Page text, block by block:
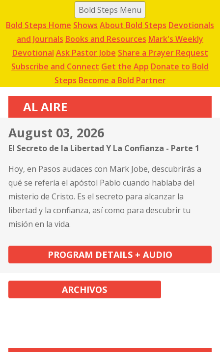
Bold Steps Menu
Bold Steps Home Shows About Bold Steps Devotionals
and Journals Books and Resources Mark's Weekly
Devotional Ask Pastor Jobe Share a Prayer Request
Subscribe and Connect Get the App Donate to Bold
Steps Become a Bold Partner
AL AIRE
August 03, 2026
El Secreto de la Libertad Y La Confianza - Parte 1
Hoy, en Pasos audaces con Mark Jobe, descubrirás a
qué se refería el apóstol Pablo cuando hablaba del
misterio de Cristo. Es el secreto para alcanzar la
libertad y la confianza, así como para descubrir tu
misión en la vida.
PROGRAM DETAILS + AUDIO
ARCHIVOS